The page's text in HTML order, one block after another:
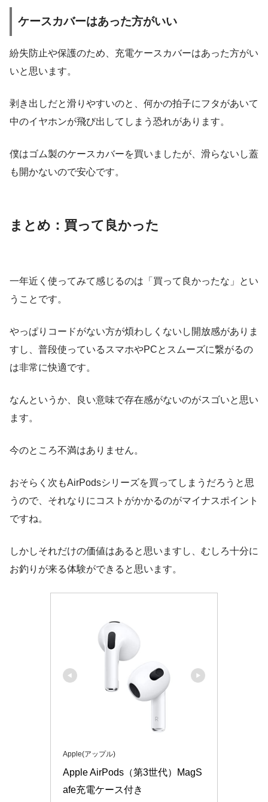
ケースカバーはあった方がいい
紛失防止や保護のため、充電ケースカバーはあった方がい
いと思います。
剥き出しだと滑りやすいのと、何かの拍子にフタがあいて
中のイヤホンが飛び出してしまう恐れがあります。
僕はゴム製のケースカバーを買いましたが、滑らないし蓋
も開かないので安心です。
まとめ：買って良かった
一年近く使ってみて感じるのは「買って良かったな」とい
うことです。
やっぱりコードがない方が煩わしくないし開放感がありま
すし、普段使っているスマホやPCとスムーズに繋がるの
は非常に快適です。
なんというか、良い意味で存在感がないのがスゴいと思い
ます。
今のところ不満はありません。
おそらく次もAirPodsシリーズを買ってしまうだろうと思
うので、それなりにコストがかかるのがマイナスポイント
ですね。
しかしそれだけの価値はあると思いますし、むしろ十分に
お釣りが来る体験ができると思います。
Apple(アップル)
Apple AirPods（第3世代）MagS
afe充電ケース付き